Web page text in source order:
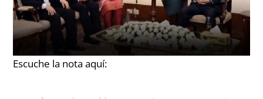
Escuche la nota aquí: